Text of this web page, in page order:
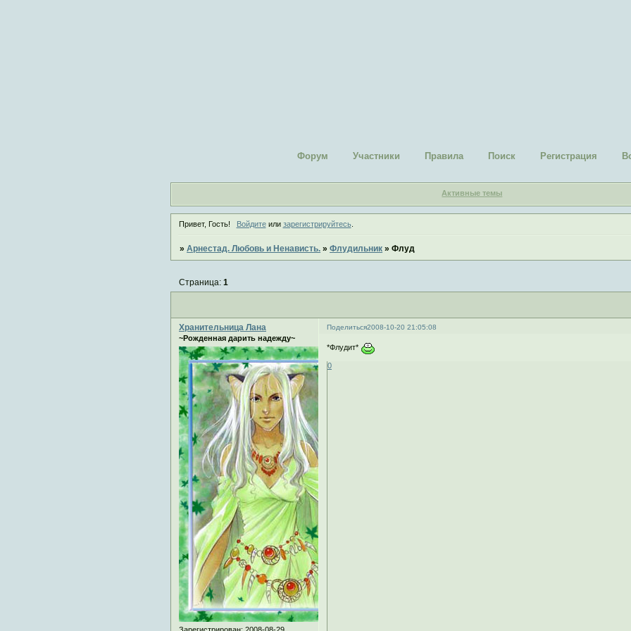
Форум Участники Правила Поиск Регистрация
Активные темы
Привет, Гость! Войдитеили зарегистрируйтесь.
»Арнестад. Любовь и Ненависть. »Флудильник »Флуд
Страница:1
Поделиться2008-10-20 21:05:08
Хранительница Лана
~Рожденная дарить надежду~
*Флудит*
0